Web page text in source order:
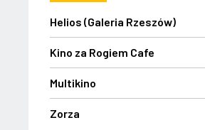
Helios (Galeria Rzeszów)
Kino za Rogiem Cafe
Multikino
Zorza